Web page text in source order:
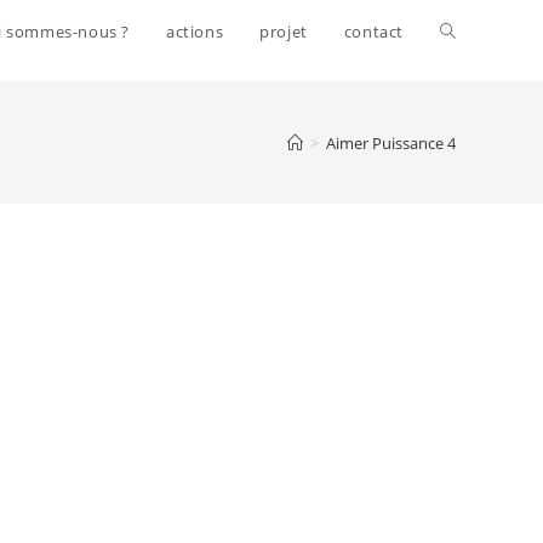
sommes-nous ? actions projet contact
> Aimer Puissance 4